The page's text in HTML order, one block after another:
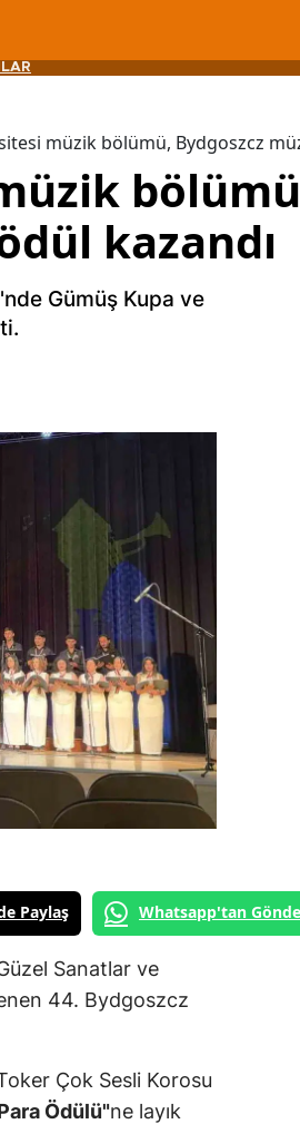
müzik bölümü, Bydgoszcz
kazandı
Gümüş Kupa ve
Paylaş Whatsapp'tan
Sanatlar ve
44. Bydgoszcz
Çok Sesli Korosu
Ödülü"ne layık